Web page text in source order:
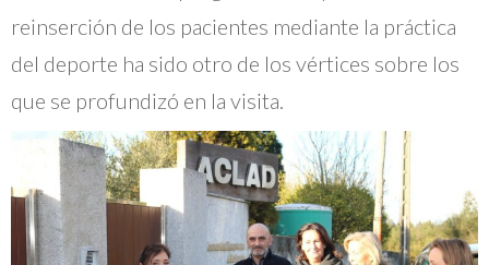
reinserción de los pacientes mediante la práctica
del deporte ha sido otro de los vértices sobre los
que se profundizó en la visita.